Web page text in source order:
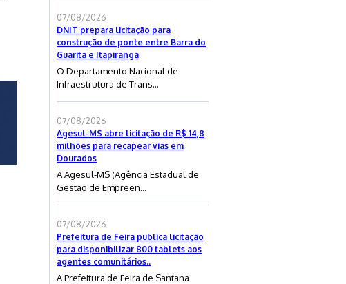
07/08/2026
DNIT prepara licitação para
construção de ponte entre Barra do
Guarita e Itapiranga
O Departamento Nacional de
Infraestrutura de Trans...
07/08/2026
Agesul-MS abre licitação de R$ 14,8
milhões para recapear vias em
Dourados
A Agesul-MS (Agência Estadual de
Gestão de Empreen...
07/08/2026
Prefeitura de Feira publica licitação
para disponibilizar 800 tablets aos
agentes comunitários..
A Prefeitura de Feira de Santana